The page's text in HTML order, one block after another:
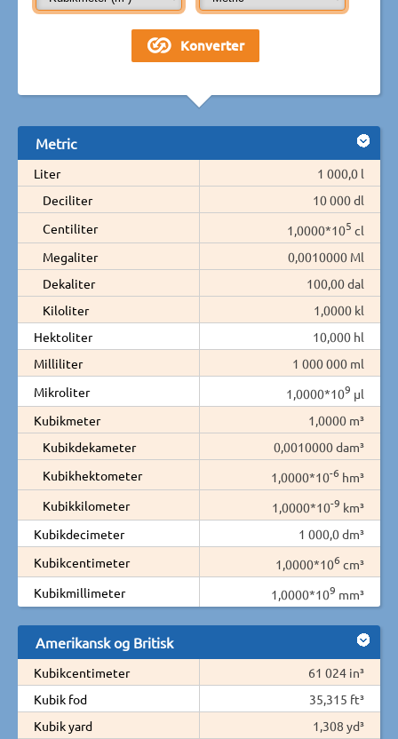
Metric
Liter
1 000,0 l
Deciliter
10 000 dl
Centiliter
1,0000*105 cl
Megaliter
0,0010000 Ml
Dekaliter
100,00 dal
Kiloliter
1,0000 kl
Hektoliter
10,000 hl
Milliliter
1 000 000 ml
Mikroliter
1,0000*109 µl
Kubikmeter
1,0000 m³
Kubikdekameter
0,0010000 dam³
Kubikhektometer
1,0000*10-6 hm³
Kubikkilometer
1,0000*10-9 km³
Kubikdecimeter
1 000,0 dm³
Kubikcentimeter
1,0000*106 cm³
Kubikmillimeter
1,0000*109 mm³
Amerikansk og Britisk
Kubikcentimeter
61 024 in³
Kubik fod
35,315 ft³
Kubik yard
1,308 yd³